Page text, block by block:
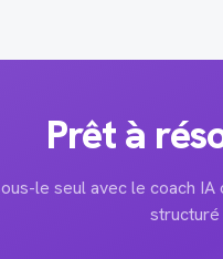
Prêt à
le seul avec le coach
structuré